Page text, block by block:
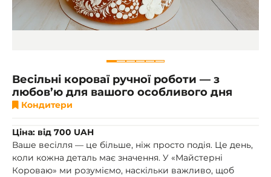
Весільні короваї ручної роботи — з
любов’ю для вашого особливого дня
Кондитери
Ціна: від 700 UAH
Ваше весілля — це більше, ніж просто подія. Це день,
коли кожна деталь має значення. У «Майстерні
Короваю» ми розуміємо, наскільки важливо, щоб